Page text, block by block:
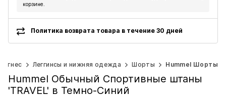
корзине.
Политика возврата товара в течение 30 дней
Леггинсы и нижняя одежда Шорты Hummel Шорты
Hummel Обычный Спортивные штаны
'TRAVEL' в Темно-Синий